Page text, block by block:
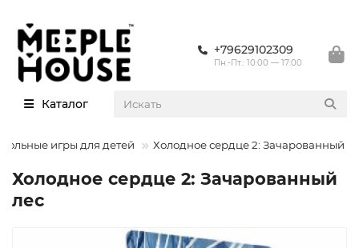
+79629102309
Пн.-Пт.: 10:00 — 17:00
Каталог
игры для детей Холодное сердце 2: Зачарованный
Холодное сердце 2: Зачарованный
лес